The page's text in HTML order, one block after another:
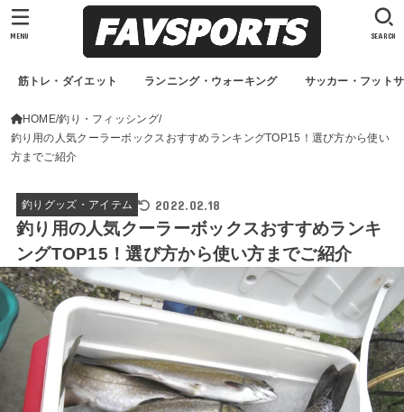
筋トレ・ダイエット ランニング・ウォーキング サッカー・フット
SEARCH
MENU
HOME 釣り・フィッシング
釣り用の人気クーラーボックスおすすめランキングTOP15！選び方から使い
方までご紹介
釣りグッズ・アイテム 2022.02.18
釣り用の人気クーラーボックスおすすめランキ
ングTOP15！選び方から使い方までご紹介